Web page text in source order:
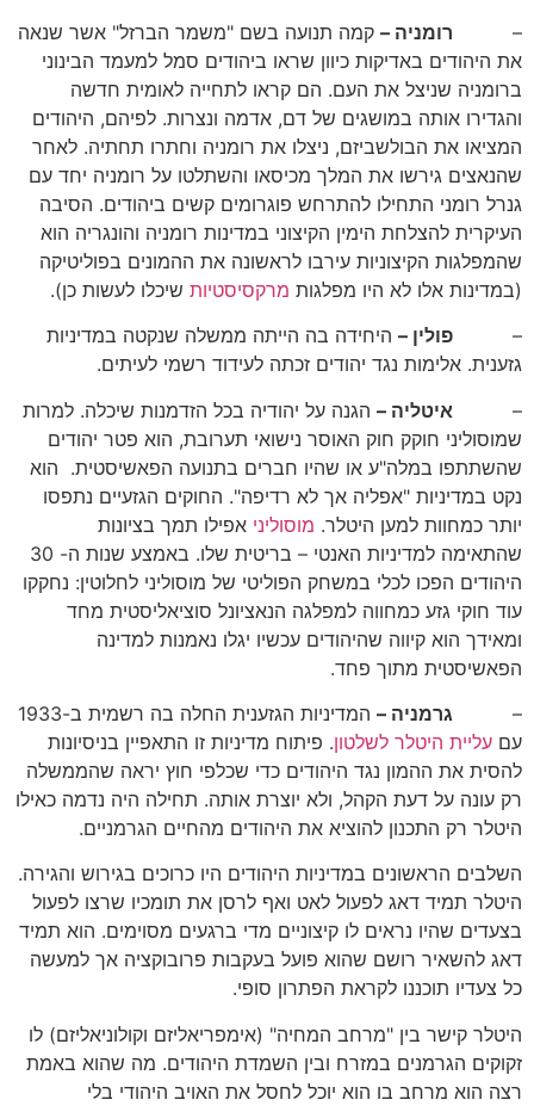
– רומניה – קמה תנועה בשם "משמר הברזל" אשר שנאה
את היהודים באדיקות כיוון שראו ביהודים סמל למעמד הבינוני
ברומניה שניצל את העם. הם קראו לתחייה לאומית חדשה
והגדירו אותה במושגים של דם, אדמה ונצרות. לפיהם, היהודים
המציאו את הבולשביזם, ניצלו את רומניה וחתרו תחתיה. לאחר
שהנאצים גירשו את המלך מכיסאו והשתלטו על רומניה יחד עם
גנרל רומני התחילו להתרחש פוגרומים קשים ביהודים. הסיבה
העיקרית להצלחת הימין הקיצוני במדינות רומניה והונגריה הוא
שהמפלגות הקיצוניות עירבו לראשונה את ההמונים בפוליטיקה
(במדינות אלו לא היו מפלגות מרקסיסטיות שיכלו לעשות כן).
– פולין – היחידה בה הייתה ממשלה שנקטה במדיניות
גזענית. אלימות נגד יהודים זכתה לעידוד רשמי לעיתים.
– איטליה – הגנה על יהודיה בכל הזדמנות שיכלה. למרות
שמוסוליני חוקק חוק האוסר נישואי תערובת, הוא פטר יהודים
שהשתתפו במלה"ע או שהיו חברים בתנועה הפאשיסטית. הוא
נקט במדיניות "אפליה אך לא רדיפה". החוקים הגזעיים נתפסו
יותר כמחוות למען היטלר. מוסוליני אפילו תמך בציונות
שהתאימה למדיניות האנטי – בריטית שלו. באמצע שנות ה- 30
היהודים הפכו לכלי במשחק הפוליטי של מוסוליני לחלוטין: נחקקו
עוד חוקי גזע כמחווה למפלגה הנאציונל סוציאליסטית מחד
ומאידך הוא קיווה שהיהודים עכשיו יגלו נאמנות למדינה
הפאשיסטית מתוך פחד.
– גרמניה –
המדיניות הגזענית החלה בה רשמית ב-1933
עם עליית היטלר לשלטון. פיתוח מדיניות זו התאפיין בניסיונות
להסית את ההמון נגד היהודים כדי שכלפי חוץ יראה שהממשלה
רק עונה על דעת הקהל, ולא יוצרת אותה. תחילה היה נדמה כאילו
היטלר רק התכנון להוציא את היהודים מהחיים הגרמניים.
השלבים הראשונים במדיניות היהודים היו כרוכים בגירוש והגירה.
היטלר תמיד דאג לפעול לאט ואף לרסן את תומכיו שרצו לפעול
בצעדים שהיו נראים לו קיצוניים מדי ברגעים מסוימים. הוא תמיד
דאג להשאיר רושם שהוא פועל בעקבות פרובוקציה אך למעשה
כל צעדיו תוכננו לקראת הפתרון סופי.
היטלר קישר בין "מרחב המחיה" (אימפריאליזם וקולוניאליזם) לו
זקוקים הגרמנים במזרח ובין השמדת היהודים. מה שהוא באמת
רצה הוא מרחב בו הוא יוכל לחסל את האויב היהודי בלי